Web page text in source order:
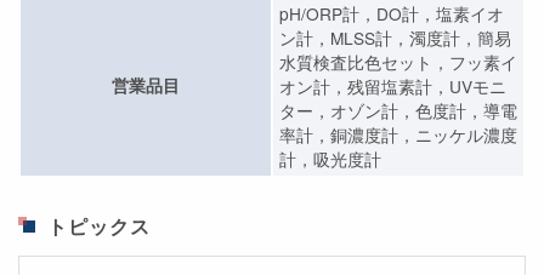
営業品目
pH/ORP計，DO計，塩素イオ
ン計，MLSS計，濁度計，簡易
水質検査比色セット，フッ素イ
オン計，残留塩素計，UVモニ
ター，オゾン計，色度計，導電
率計，銅濃度計，ニッケル濃度
計，吸光度計
トピックス